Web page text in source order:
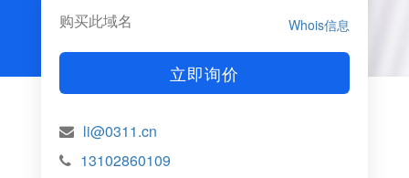
购买此域名 Whois信息
立即询价
li@0311.cn
13102860109